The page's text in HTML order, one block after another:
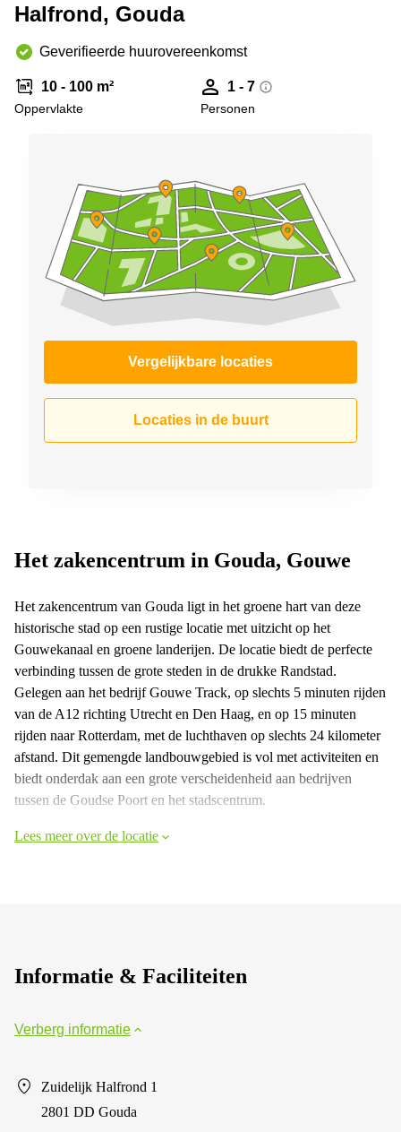
Coworking
Hilversum
Coworking
space
Zwolle
Kantoor
Hengelo
Bedrijfsruimte
Huren in
Nijmegen
Halfrond, Gouda
Geverifieerde huurovereenkomst
10 - 100 m²
Oppervlakte
1 - 7
Personen
Vergelijkbare locaties
Locaties in de buurt
Het zakencentrum in Gouda, Gouwe
Het zakencentrum van Gouda ligt in het groene hart van deze
historische stad op een rustige locatie met uitzicht op het
Gouwekanaal en groene landerijen. De locatie biedt de perfecte
verbinding tussen de grote steden in de drukke Randstad.
Gelegen aan het bedrijf Gouwe Track, op slechts 5 minuten rijden
van de A12 richting Utrecht en Den Haag, en op 15 minuten
rijden naar Rotterdam, met de luchthaven op slechts 24 kilometer
afstand. Dit gemengde landbouwgebied is vol met activiteiten en
biedt onderdak aan een grote verscheidenheid aan bedrijven
tussen de Goudse Poort en het stadscentrum.
Lees meer over de locatie
Informatie & Faciliteiten
Verberg informatie
Zuidelijk Halfrond 1
2801 DD Gouda